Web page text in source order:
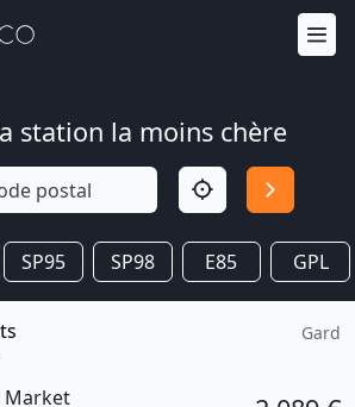
station la moins chère
SP95 SP98 E85 GPL
Gard
Market